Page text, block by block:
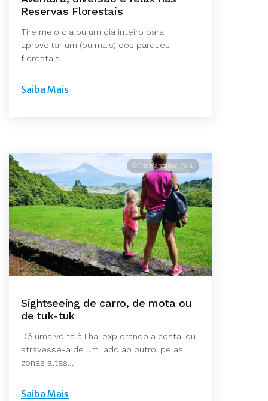
Reservas Florestais
Tire meio dia ou um dia inteiro para
aproveitar um (ou mais) dos parques
florestais…
Saiba Mais
©The Plantation Faial
Sightseeing de carro, de mota ou
de tuk-tuk
Dê uma volta à Ilha, explorando a costa, ou
atravesse-a de um lado ao outro, pelas
zonas altas…
Saiba Mais